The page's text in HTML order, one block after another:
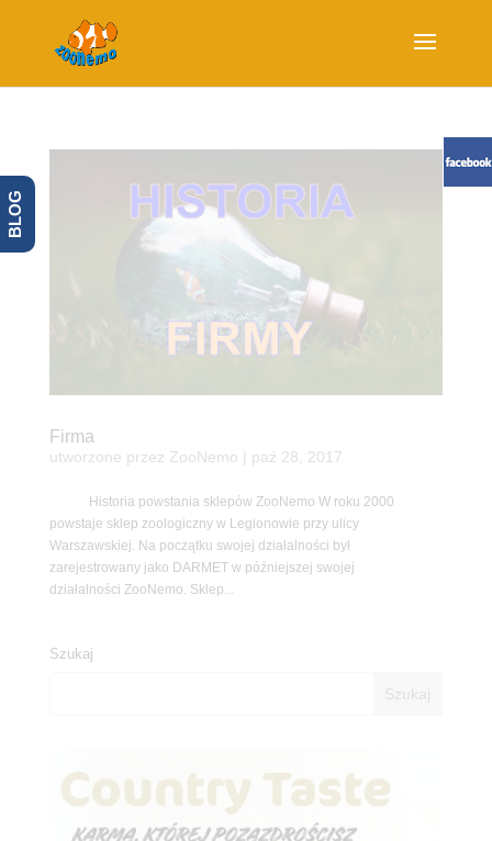
Firma
utworzone przez ZooNemo paź 28, 2017
Historia powstania sklepów ZooNemo W roku 2000
powstaje sklep zoologiczny w Legionowie przy ulicy
Warszawskiej. Na początku swojej działalności był
zarejestrowany jako DARMET w późniejszej swojej
działalności ZooNemo. Sklep...
Szukaj
BLOG